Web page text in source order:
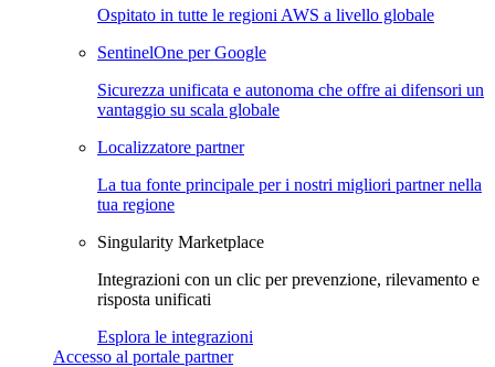
Ospitato in tutte le regioni AWS a livello globale
SentinelOne per Google
Sicurezza unificata e autonoma che offre ai difensori un
vantaggio su scala globale
Localizzatore partner
La tua fonte principale per i nostri migliori partner nella
tua regione
Singularity Marketplace
Integrazioni con un clic per prevenzione, rilevamento e
risposta unificati
Esplora le integrazioni
Accesso al portale partner